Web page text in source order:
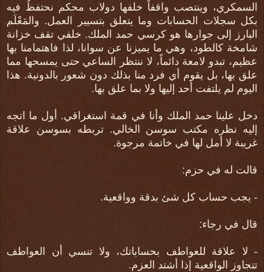
السمكري، وينتصب واقفاً خلفها دولاب محكم نحتفظُ فيه
بكل سجلات الحسابات وما يتعلق بتسيير العمل. والمَعْلَم
البارز إلى جوارها هو كرسي حمد الملك. خلفي تقف خزانة
شامخة كالطود، وهي ما يميزنا عن سوانا، لذا فاهتمامنا بها
عظيم، تبدو لامعة دائماً، لا ننتظر الساعي حتى يمسحها مما
علق بها، بل يقوم أي فرد منا بذلك دون شعور بالدونية. هذا
اليوم لم يلتفت أحد إليها ولا بما علق بها.
دخل علينا حمد الملك وأنا في قمة استغراقي. أول ما اتجه
إليه نظره مكتب سوسن الخالي. تربطه بسوسن علاقة
غريبة لا أمل لها في خاتمة مرجوة.
قالت له في حزم:
- يجب حساب كل شئ بدقة وواقعية.
قال في رجاء:
- لا علاقة للعواطف بحساباتك، ولا تنسي أن العواطف
تتجاوز الواقعية إذا أشتد العزم.